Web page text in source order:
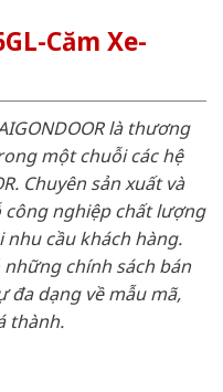
Căm Xe-
là thương
một chuỗi các hệ
Chuyên sản xuất và
nghiệp chất lượng
cầu khách hàng.
những chính sách bán
đa dạng về mẫu mã,
thành.